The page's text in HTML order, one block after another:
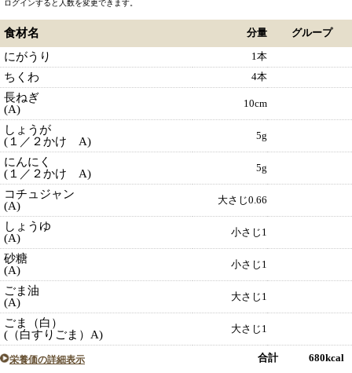
ログインすると人数を変更できます。
食材名 分量 グループ
にがうり 1本
ちくわ 4本
長ねぎ
(A)
10cm
しょうが
(１／２かけ A)
5g
にんにく
(１／２かけ A)
5g
コチュジャン
(A)
大さじ0.66
しょうゆ
(A)
小さじ1
砂糖
(A)
小さじ1
ごま油
(A)
大さじ1
ごま（白）
(（白すりごま）A)
大さじ1
栄養価の詳細表示 合計 680kcal